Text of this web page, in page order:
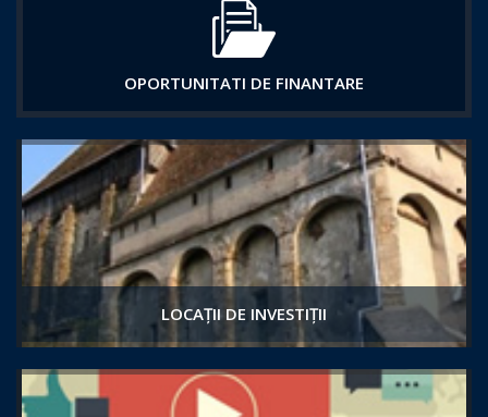
OPORTUNITATI DE FINANTARE
LOCAȚII DE INVESTIȚII